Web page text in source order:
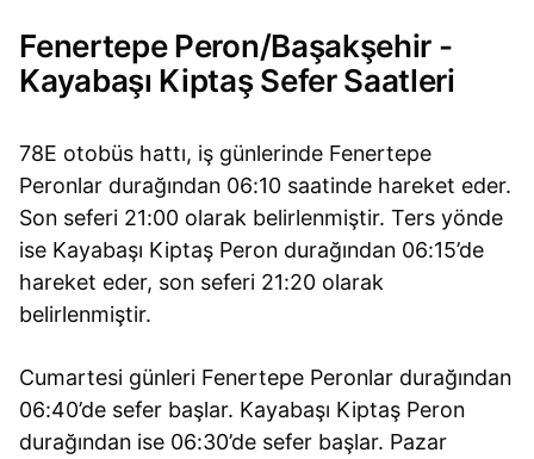
Fenertepe Peron/Başakşehir -
Kayabaşı Kiptaş Sefer Saatleri
78E otobüs hattı, iş günlerinde Fenertepe
Peronlar durağından 06:10 saatinde hareket eder.
Son seferi 21:00 olarak belirlenmiştir. Ters yönde
ise Kayabaşı Kiptaş Peron durağından 06:15’de
hareket eder, son seferi 21:20 olarak
belirlenmiştir.
Cumartesi günleri Fenertepe Peronlar durağından
06:40’de sefer başlar. Kayabaşı Kiptaş Peron
durağından ise 06:30’de sefer başlar. Pazar